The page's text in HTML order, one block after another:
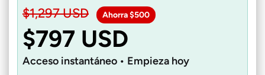
$1,297 USD Ahorra $500
$797 USD
Acceso instantáneo • Empieza hoy